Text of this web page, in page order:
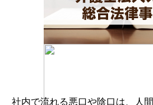
社内で流れる悪口や陰口は、人